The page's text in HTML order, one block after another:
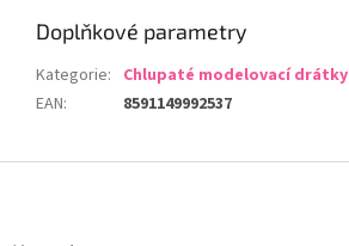
Doplňkové parametry
Kategorie: Chlupaté modelovací drátky
EAN: 8591149992537